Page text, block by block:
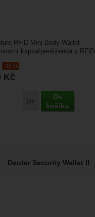
-15 %
Kč
Porovnat
Do
košíku
RFiD Mini Body Wallet -
kapsa/peněženka s RFiD
Deuter Security Wallet II